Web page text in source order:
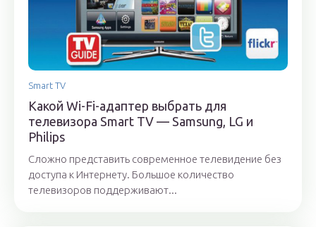
Smart TV
Какой Wi-Fi-адаптер выбрать для
телевизора Smart TV — Samsung, LG и
Philips
Сложно представить современное телевидение без
доступа к Интернету. Большое количество
телевизоров поддерживают...